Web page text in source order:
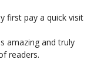
first pay a quick visit
amazing and truly
readers.